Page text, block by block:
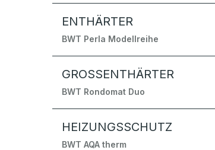
ENTHÄRTER
BWT Perla Modellreihe
GROSSENTHÄRTER
BWT Rondomat Duo
HEIZUNGSSCHUTZ
BWT AQA therm